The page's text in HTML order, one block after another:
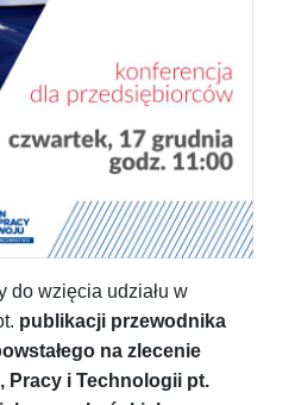
do wzięcia udziału w
publikacji przewodnika
na zlecenie
Pracy i Technologii pt.